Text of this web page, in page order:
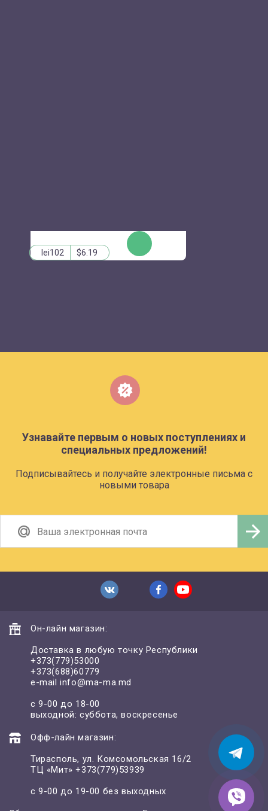
lei102 $6.19
КУПИТЬ
Узнавайте первым о новых поступлениях и
специальных предложений!
Подписывайтесь и получайте электронные письма с
новыми товара
Он-лайн магазин:
Доставка в любую точку Республики
+373(779)53000
+373(688)60779
e-mailinfo@ma-ma.md
с 9-00 до 18-00
выходной: суббота, воскресенье
Офф-лайн магазин:
Тирасполь, ул. Комсомольская 16/2
ТЦ «Мит»+373(779)53939
с 9-00 до 19-00 без выходных